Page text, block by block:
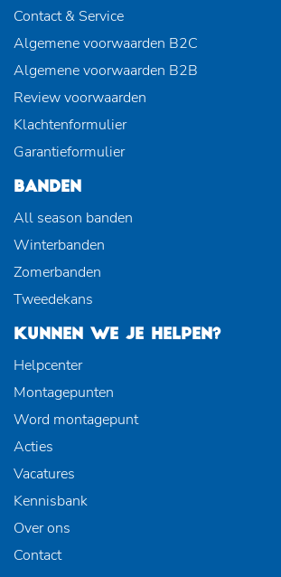
Contact & Service
Algemene voorwaarden B2C
Algemene voorwaarden B2B
Review voorwaarden
Klachtenformulier
Garantieformulier
BANDEN
All season banden
Winterbanden
Zomerbanden
Tweedekans
KUNNEN WE JE HELPEN?
Helpcenter
Montagepunten
Word montagepunt
Acties
Vacatures
Kennisbank
Over ons
Contact